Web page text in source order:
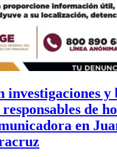
investigaciones y
de
en